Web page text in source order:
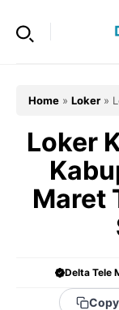
Home » Loker »
Loker
Maret
Delta Tele